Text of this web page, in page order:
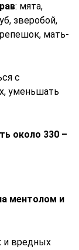
: мята,
зверобой,
мать-
с
уменьшать
около 330 –
ментолом и
и вредных